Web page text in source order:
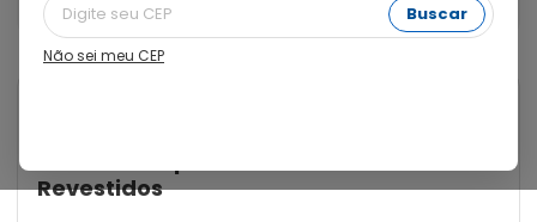
Buscar
Não sei meu CEP
Comprimidos Revestidos
Revestidos